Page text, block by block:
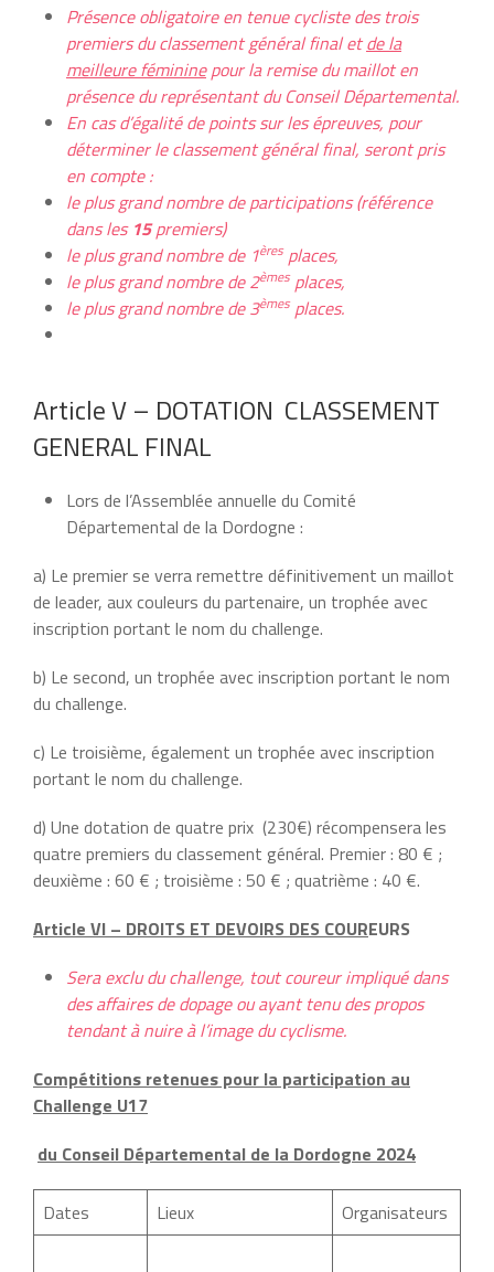
Présence obligatoire en tenue cycliste des trois
premiers du classement général final etde la
meilleure fémininepour la remise du maillot en
présence du représentant du ConseilDépartemental.
En cas d’égalité de points sur les épreuves, pour
déterminer le classement général final, seront pris
en compte :
le plus grand nombre de participations (référence
dans les 15premiers)
le plus grand nombre de 1èresplaces,
le plus grand nombre de 2èmesplaces,
le plus grand nombre de 3èmesplaces.
Article V – DOTATION CLASSEMENT
GENERAL FINAL
Lors de l’Assemblée annuelle du Comité
Départemental de la Dordogne :
a) Le premier se verra remettre définitivement un maillot
de leader, aux couleurs du partenaire, un trophée avec
inscription portant le nom du challenge.
b) Le second, un trophée avec inscription portant le nom
du challenge.
c) Le troisième, également un trophée avec inscription
portant le nom du challenge.
d) Une dotation de quatre prix (230€) récompensera les
quatre premiers du classement général. Premier : 80 € ;
deuxième : 60 € ; troisième : 50 € ; quatrième : 40 €.
Article VI – DROITS ET DEVOIRS DES COUREURS
Sera exclu du challenge, tout coureur impliqué dans
des affaires de dopage ou ayant tenu des propos
tendant à nuire à l’image du cyclisme.
Compétitions retenues pour la participation au
Challenge U17
du Conseil Départemental de la Dordogne 2024
Dates Lieux Organisateurs